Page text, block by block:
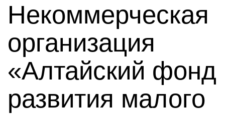
Некоммерческая
организация
«Алтайский фонд
развития малого